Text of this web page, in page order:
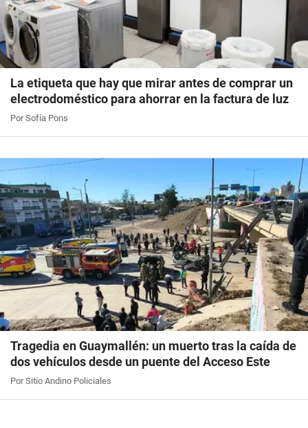
La etiqueta que hay que mirar antes de comprar un
electrodoméstico para ahorrar en la factura de luz
Por Sofía Pons
Tragedia en Guaymallén: un muerto tras la caída de
dos vehículos desde un puente del Acceso Este
Por Sitio Andino Policiales